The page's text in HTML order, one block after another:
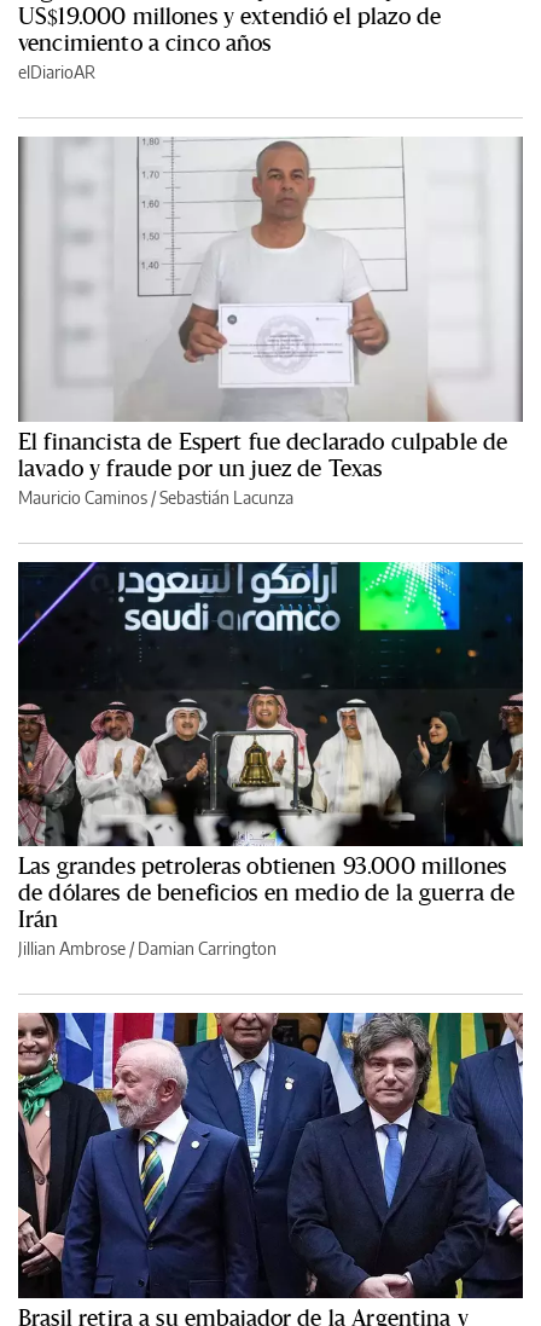
US$19.000 millones y extendió el plazo de
vencimiento a cinco años
elDiarioAR
El financista de Espert fue declarado culpable de
lavado y fraude por un juez de Texas
Mauricio Caminos /Sebastián Lacunza
Las grandes petroleras obtienen 93.000 millones
de dólares de beneficios en medio de la guerra de
Irán
Jillian Ambrose / Damian Carrington
Brasil retira a su embajador de la Argentina y